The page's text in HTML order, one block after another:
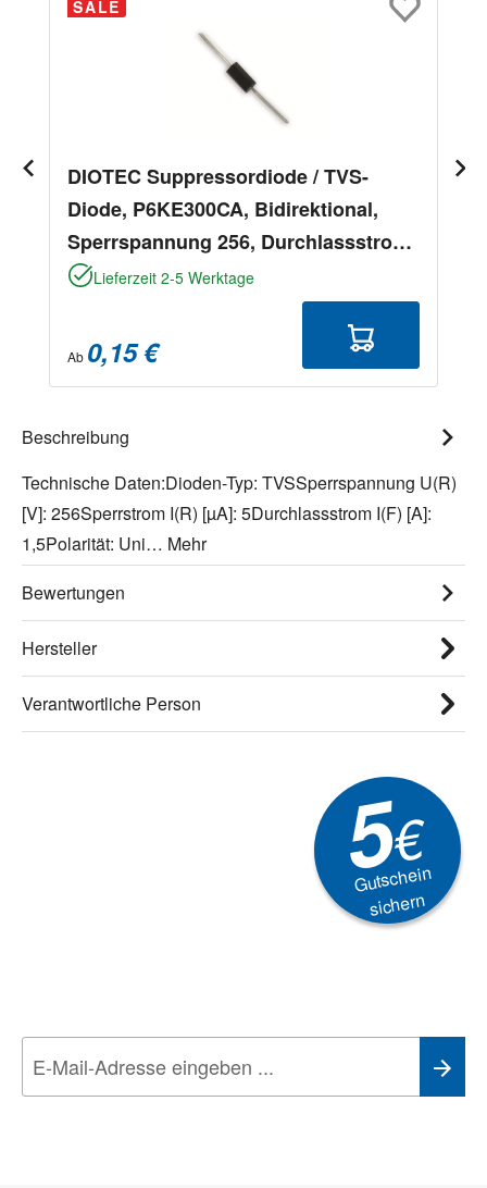
SALE
DIOTEC Suppressordiode / TVS-
Diode, P6KE300CA, Bidirektional,
Sperrspannung 256, Durchlassstrom
1,5Lieferzeit 2-5 Werktage
Ab 0,15 €
Beschreibung
Technische Daten:Dioden-Typ: TVSSperrspannung U(R)
[V]: 256Sperrstrom I(R) [µA]: 5Durchlassstrom I(F) [A]:
1,5Polarität: Uni… Mehr
Bewertungen
Hersteller
Verantwortliche Person
5€
Gutschein
sichern